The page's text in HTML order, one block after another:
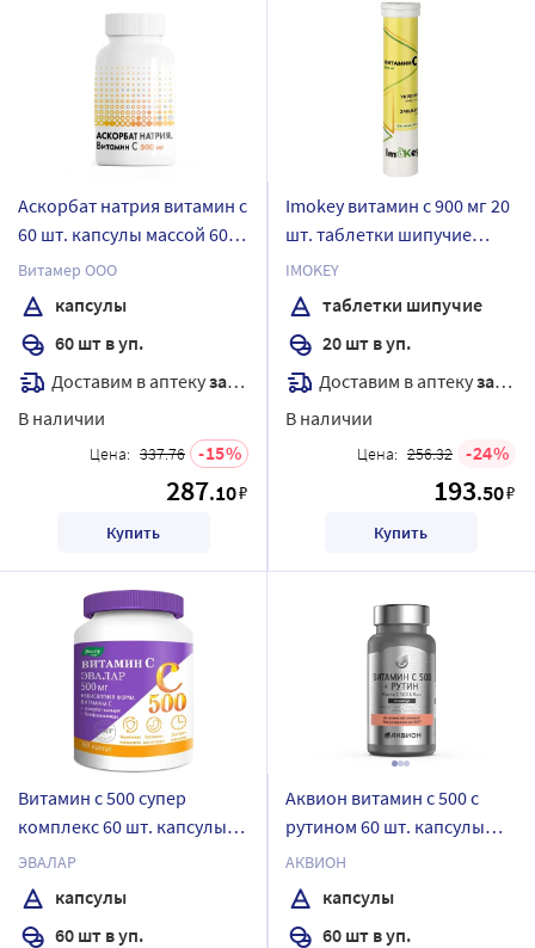
Аскорбат натрия витамин с
60 шт. капсулы массой 600
мг
Витамер ООО
капсулы
60 шт в уп.
Доставим в аптекузавтра
В наличии
Цена: 337.76 15
287.10₽
Купить
Imokey витамин с 900 мг 20
шт. таблетки шипучие
массой 4 гр
IMOKEY
таблетки шипучие
20 шт в уп.
Доставим в аптекузавтра
В наличии
Цена: 256.32 24
193.50₽
Купить
Витамин c 500 супер
комплекс 60 шт. капсулы
массой 0,78 г
ЭВАЛАР
капсулы
60 шт в уп.
Аквион витамин с 500 с
рутином 60 шт. капсулы
массой 835 мг
АКВИОН
капсулы
60 шт в уп.